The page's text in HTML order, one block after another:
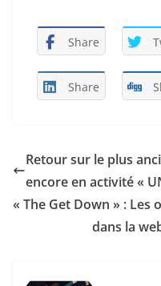
Share
Share
Retour sur le plus
encore en activité «
« The Get Down » : Les
dans la